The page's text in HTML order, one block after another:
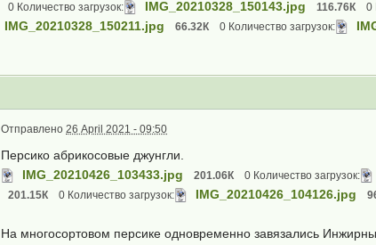
0 Количество загрузок:
IMG_20210328_150143.jpg 116.76К 0
IMG_20210328_150211.jpg 66.32К 0 Количество загрузок:
Отправлено 26 April 2021 - 09:50
Персико абрикосовые джунгли.
IMG_20210426_103433.jpg
201.06К 0 Количество загрузок:
201.15К 0 Количество загрузок: IMG_20210426_104126.jpg
На многосортовом персике одновременно завязались